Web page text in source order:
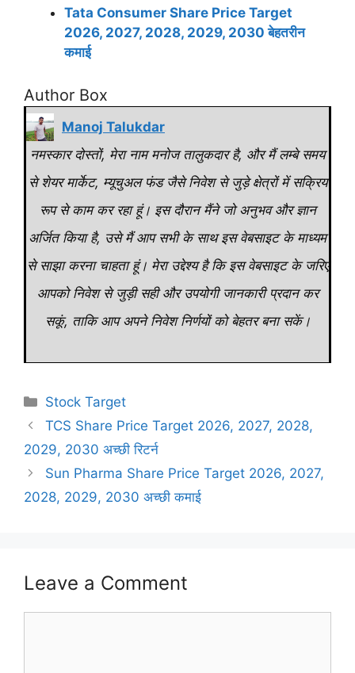
Tata Consumer Share Price Target
2026, 2027, 2028, 2029, 2030 बेहतरीन
कमाई
Author Box
Manoj Talukdar
नमस्कार दोस्तों, मेरा नाम मनोज तालुकदार है, और मैं लम्बे समय
से शेयर मार्केट, म्यूचुअल फंड जैसे निवेश से जुड़े क्षेत्रों में सक्रिय
रूप से काम कर रहा हूं। इस दौरान मैंने जो अनुभव और ज्ञान
अर्जित किया है, उसे मैं आप सभी के साथ इस वेबसाइट के माध्यम
से साझा करना चाहता हूं। मेरा उद्देश्य है कि इस वेबसाइट के जरिए
आपको निवेश से जुड़ी सही और उपयोगी जानकारी प्रदान कर
सकूं, ताकि आप अपने निवेश निर्णयों को बेहतर बना सकें।
Categories
Stock Target
TCS Share Price Target 2026, 2027, 2028,
2029, 2030 अच्छी रिटर्न
Sun Pharma Share Price Target 2026, 2027,
2028, 2029, 2030 अच्छी कमाई
Leave a Comment